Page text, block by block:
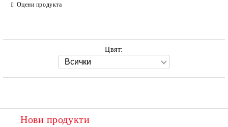
Оцени продукта
Цвят:
Нови продукти